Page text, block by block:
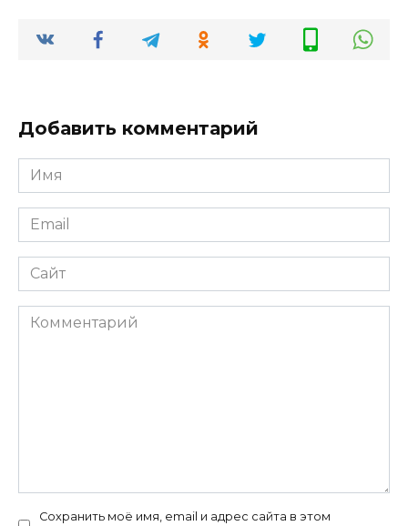
Добавить комментарий
Имя
*
Email
*
Сайт
Комментарий
Сохранить моё имя, email и адрес сайта в этом